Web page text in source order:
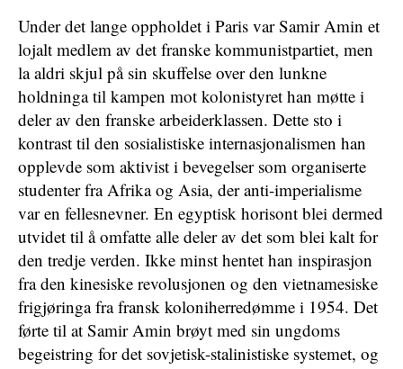
Under det lange oppholdet i Paris var Samir Amin et
lojalt medlem av det franske kommunistpartiet, men
la aldri skjul på sin skuffelse over den lunkne
holdninga til kampen mot kolonistyret han møtte i
deler av den franske arbeiderklassen. Dette sto i
kontrast til den sosialistiske internasjonalismen han
opplevde som aktivist i bevegelser som organiserte
studenter fra Afrika og Asia, der anti-imperialisme
var en fellesnevner. En egyptisk horisont blei dermed
utvidet til å omfatte alle deler av det som blei kalt for
den tredje verden. Ikke minst hentet han inspirasjon
fra den kinesiske revolusjonen og den vietnamesiske
frigjøringa fra fransk koloniherredømme i 1954. Det
førte til at Samir Amin brøyt med sin ungdoms
begeistring for det sovjetisk-stalinistiske systemet, og